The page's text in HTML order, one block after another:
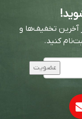
آخرین تخفیف‌ها و
کنید.